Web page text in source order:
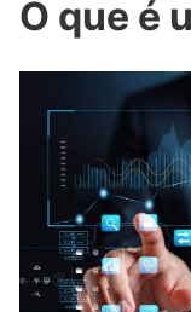
O que é